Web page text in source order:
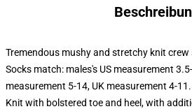
Tremendous mushy and stretchy knit crew
Socks match: males's US measurement
measurement 5-14, UK measurement 4-
Knit with bolstered toe and heel, with